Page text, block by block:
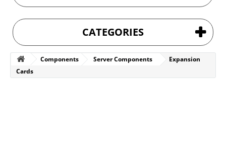
CATEGORIES
Components Server Components
Expansion
Cards